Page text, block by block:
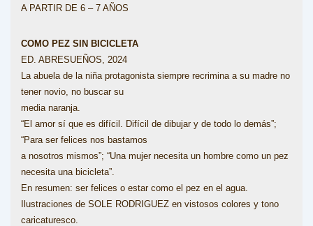
A PARTIR DE 6 – 7 AÑOS
COMO PEZ SIN BICICLETA
ED. ABRESUEÑOS, 2024
La abuela de la niña protagonista siempre recrimina a su madre no
tener novio, no buscar su
media naranja.
“El amor sí que es difícil. Difícil de dibujar y de todo lo demás”;
“Para ser felices nos bastamos
a nosotros mismos”; “Una mujer necesita un hombre como un pez
necesita una bicicleta”.
En resumen: ser felices o estar como el pez en el agua.
Ilustraciones de SOLE RODRIGUEZ en vistosos colores y tono
caricaturesco.